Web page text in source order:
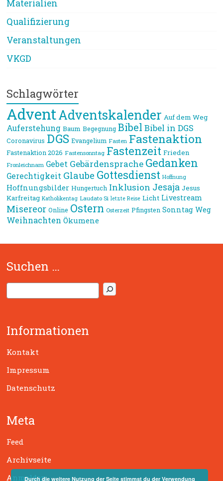
Materialien
Qualifizierung
Veranstaltungen
VKGD
Schlagwörter
AdventAdventskalender Auf dem Weg
Auferstehung Baum Begegnung Bibel Bibel in DGS
Coronavirus DGS Evangelium Fasten Fastenaktion
Fastenaktion 2026 Fastensonntag Fastenzeit Frieden
Fronleichnam Gebet Gebärdensprache Gedanken
Gerechtigkeit Glaube Gottesdienst Hoffnung
Hoffnungsbilder Hungertuch Inklusion Jesaja Jesus
Karfreitag Katholikentag Laudato Si letzte Reise Licht Livestream
Misereor Online Ostern Osterzeit Pfingsten Sonntag Weg
Weihnachten Ökumene
Suchen …
u
e
n
Informationen
Kontakt
Impressum
Datenschutz
Meta
Feed
Archivseite
Anmelden
Durch die weitere Nutzung der Seite stimmst du der Verwendung